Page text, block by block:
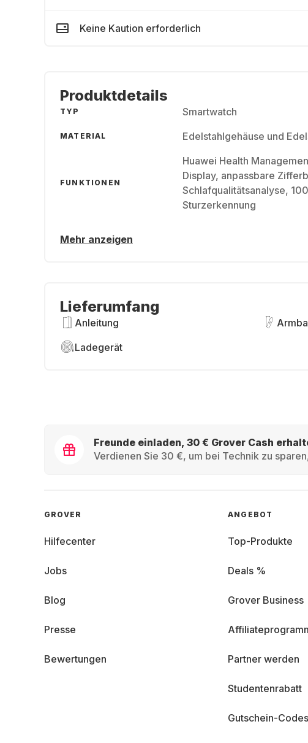
Keine Kaution erforderlich
Produktdetails
TYP Smartwatch
MATERIAL Edelstahlgehäuse und
FUNKTIONEN
Huawei Health
Display, anpassbare
Schlafqualitätsanalyse,
Sturzerkennung
Mehr anzeigen
Lieferumfang
Anleitung
Ladegerät
Freunde einladen, 30 € Grover Cash
Verdienen Sie 30 €, um bei Technik zu
GROVER
Hilfecenter
Jobs
Blog
Presse
Bewertungen
ANGEBOT
Top-Produkte
Deals %
Grover Business
Partner werden
Studentenrabatt
Gutschein-Codes